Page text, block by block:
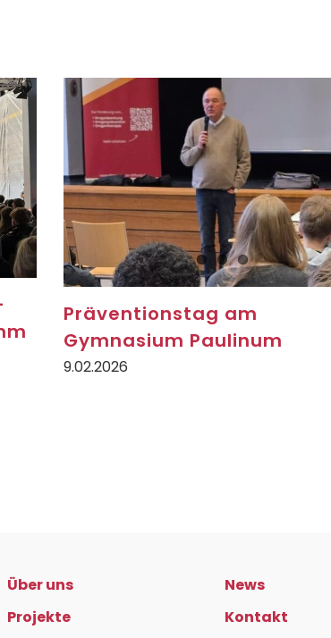
Präventionstag am
Gymnasium Paulinum
9.02.2026
Über uns
Projekte
News
Kontakt